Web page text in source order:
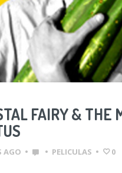
FAIRY & THE
AGO • • PELICULAS • 0